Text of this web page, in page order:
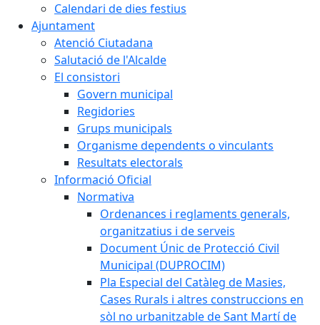
Calendari de dies festius
Ajuntament
Atenció Ciutadana
Salutació de l'Alcalde
El consistori
Govern municipal
Regidories
Grups municipals
Organisme dependents o vinculants
Resultats electorals
Informació Oficial
Normativa
Ordenances i reglaments generals,
organitzatius i de serveis
Document Únic de Protecció Civil
Municipal (DUPROCIM)
Pla Especial del Catàleg de Masies,
Cases Rurals i altres construccions en
sòl no urbanitzable de Sant Martí de